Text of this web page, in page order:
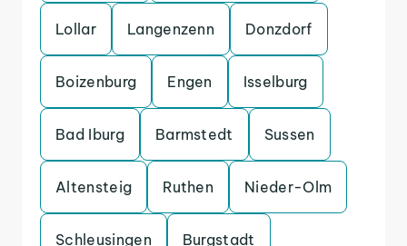
Lollar Langenzenn Donzdorf
Boizenburg Engen Isselburg
Bad Iburg Barmstedt Sussen
Altensteig Ruthen Nieder-Olm
Schleusingen Burgstadt